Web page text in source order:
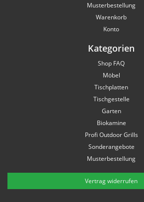
Musterbestellung
Warenkorb
Konto
Kategorien
Shop FAQ
Möbel
Tischplatten
Tischgestelle
Garten
Biokamine
Profi Outdoor Grills
Sonderangebote
Musterbestellung
Vertrag widerrufen